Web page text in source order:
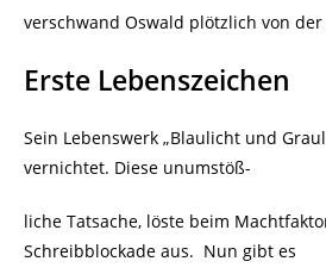
verschwand Oswald plötzlich von
Erste Lebenszeichen
Sein Lebenswerk „Blaulicht und
vernichtet. Diese unumstöß-
liche Tatsache, löste beim
Schreibblockade aus. Nun gibt es